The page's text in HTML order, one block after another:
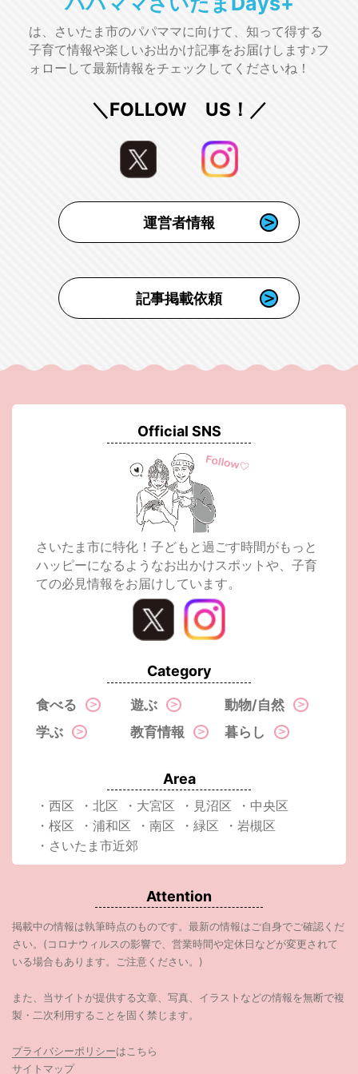
は、さいたま市のパパママに向けて、知って得する
子育て情報や楽しいお出かけ記事をお届けします♪フ
ォローして最新情報をチェックしてくださいね！
＼FOLLOW US！／
運営者情報
記事掲載依頼
Official SNS
さいたま市に特化！子どもと過ごす時間がもっと
ハッピーになるようなお出かけスポットや、子育
ての必見情報をお届けしています。
Category
食べる 遊ぶ
動物/自然
学ぶ
教育情報 暮らし
Area
・西区 ・北区 ・大宮区 ・見沼区
・中央区
・桜区
・浦和区 ・南区 ・緑区
・岩槻区
・さいたま市近郊
Attention
掲載中の情報は執筆時点のものです。最新の情報はご自身でご確認くだ
さい。(コロナウィルスの影響で、営業時間や定休日などが変更されて
いる場合もあります。ご注意ください。)
また、当サイトが提供する文章、写真、イラストなどの情報を無断で複
製・二次利用することを固く禁じます。
プライバシーポリシーはこちら
サイトマップ